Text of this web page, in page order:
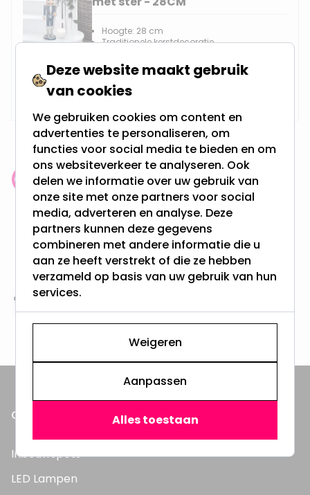
Hoogte: 28 cm
Traditionele kerstdecoratie
Niet op voorraad
Klantenbeoordeling: 9.4/10
meer dan 100.000 klanten gingen u voor
Gratis verzending + snel geleverd
Vanaf EUR100,- naar NL & BE
& 100 dagen recht op retour
Altijd uit eigen voorraad
3000m2 - 60.000+ Producten
ONZE PRODUCTEN
Inbouwspots
LED Lampen
Deze website maakt gebruik
van cookies
We gebruiken cookies om content en
advertenties te personaliseren, om
functies voor social media te bieden en om
ons websiteverkeer te analyseren. Ook
delen we informatie over uw gebruik van
onze site met onze partners voor social
media, adverteren en analyse. Deze
partners kunnen deze gegevens
combineren met andere informatie die u
aan ze heeft verstrekt of die ze hebben
verzameld op basis van uw gebruik van hun
services.
Weigeren
Aanpassen
Alles toestaan